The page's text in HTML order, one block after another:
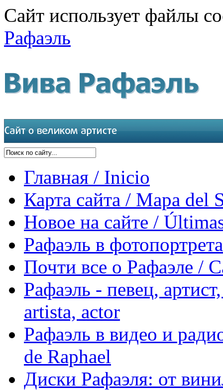
Сайт использует файлы
Рафаэль
Главная / Inicio
Карта сайта / Mapa del
Новое на сайте /
Рафаэль в
Почти все о Рафаэле /
Рафаэль - певец,
artista, actor
Рафаэль в видео и
de Raphael
Диски Рафаэля: от